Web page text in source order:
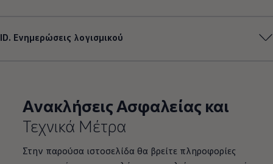
ID. Ενημερώσεις λογισμικού
Ανακλήσεις Ασφαλείας και
Τεχνικά Μέτρα
Στην παρούσα ιστοσελίδα θα βρείτε πληροφορίες